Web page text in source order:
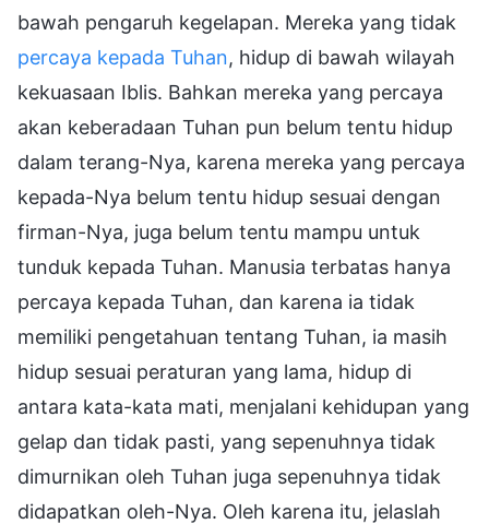
bawah pengaruh kegelapan. Mereka yang tidak
percaya kepada Tuhan, hidup di bawah wilayah
kekuasaan Iblis. Bahkan mereka yang percaya
akan keberadaan Tuhan pun belum tentu hidup
dalam terang-Nya, karena mereka yang percaya
kepada-Nya belum tentu hidup sesuai dengan
firman-Nya, juga belum tentu mampu untuk
tunduk kepada Tuhan. Manusia terbatas hanya
percaya kepada Tuhan, dan karena ia tidak
memiliki pengetahuan tentang Tuhan, ia masih
hidup sesuai peraturan yang lama, hidup di
antara kata-kata mati, menjalani kehidupan yang
gelap dan tidak pasti, yang sepenuhnya tidak
dimurnikan oleh Tuhan juga sepenuhnya tidak
didapatkan oleh-Nya. Oleh karena itu, jelaslah